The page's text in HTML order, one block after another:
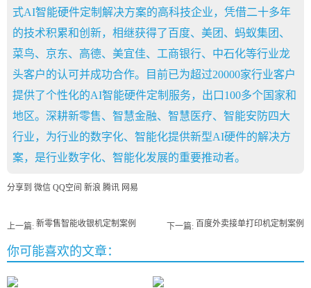
式AI智能硬件定制解决方案的高科技企业，凭借二十多年
的技术积累和创新，相继获得了百度、美团、蚂蚁集团、
菜鸟、京东、高德、美宜佳、工商银行、中石化等行业龙
头客户的认可并成功合作。目前已为超过20000家行业客户
提供了个性化的AI智能硬件定制服务，出口100多个国家和
地区。深耕新零售、智慧金融、智慧医疗、智能安防四大
行业，为行业的数字化、智能化提供新型AI硬件的解决方
案，是行业数字化、智能化发展的重要推动者。
分享到 微信 QQ空间 新浪 腾讯 网易
上一篇: 新零售智能收银机定制案例 下一篇: 百度外卖接单打印机定制案例
你可能喜欢的文章：